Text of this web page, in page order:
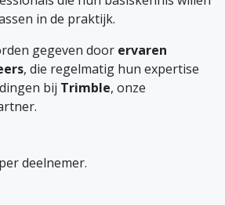
in de praktijk.
gegeven door ervaren
, die regelmatig hun expertise
bij Trimble, onze
deelnemer.